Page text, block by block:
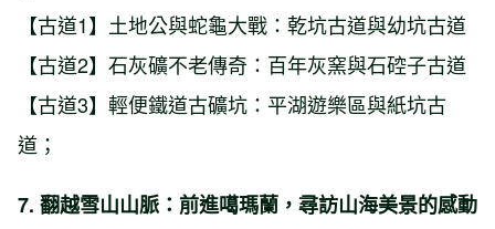
【古道1】土地公與蛇龜大戰：乾坑古道與幼坑古道
【古道2】石灰礦不老傳奇：百年灰窯與石硿子古道
【古道3】輕便鐵道古礦坑：平湖遊樂區與紙坑古
道；
7. 翻越雪山山脈：前進噶瑪蘭，尋訪山海美景的感動